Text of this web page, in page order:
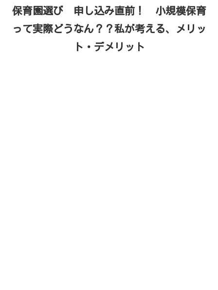
保育園選び 申し込み直前！ 小規模保育
って実際どうなん？？私が考える、メリッ
ト・デメリット